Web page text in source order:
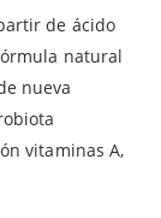
de ácido
natural
nueva
vitaminas A,